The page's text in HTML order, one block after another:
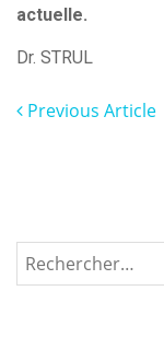
actuelle.
Dr. STRUL
Previous Article